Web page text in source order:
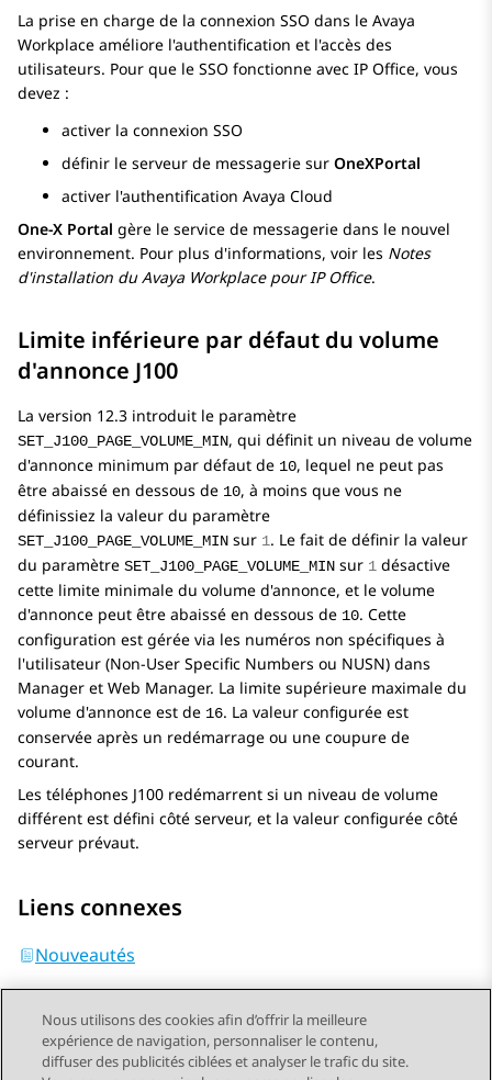
La prise en charge de la connexion SSO dans le Avaya
Workplace améliore l'authentification et l'accès des
utilisateurs. Pour que le SSO fonctionne avec IP Office, vous
devez :
activer la connexion SSO
définir le serveur de messagerie sur OneXPortal
activer l'authentification Avaya Cloud
One-X Portal gère le service de messagerie dans le nouvel
environnement. Pour plus d'informations, voir les Notes
d'installation duAvaya WorkplacepourIP Office.
Limite inférieure par défaut du volume
d'annonce J100
La version 12.3 introduit le paramètre
SET_J100_PAGE_VOLUME_MIN, qui définit un niveau de volume
d'annonce minimum par défaut de 10, lequel ne peut pas
être abaissé en dessous de 10, à moins que vous ne
définissiez la valeur du paramètre
SET_J100_PAGE_VOLUME_MIN sur 1. Le fait de définir la valeur
du paramètre SET_J100_PAGE_VOLUME_MIN sur 1 désactive
cette limite minimale du volume d'annonce, et le volume
d'annonce peut être abaissé en dessous de 10. Cette
configuration est gérée via les numéros non spécifiques à
l'utilisateur (Non-User Specific Numbers ou NUSN) dans
Manager et Web Manager. La limite supérieure maximale du
volume d'annonce est de 16. La valeur configurée est
conservée après un redémarrage ou une coupure de
courant.
Les téléphones J100 redémarrent si un niveau de volume
différent est défini côté serveur, et la valeur configurée côté
serveur prévaut.
Liens connexes
Nouveautés
Nous utilisons des cookies afin d’offrir la meilleure
expérience de navigation, personnaliser le contenu,
diffuser des publicités ciblées et analyser le trafic du site.